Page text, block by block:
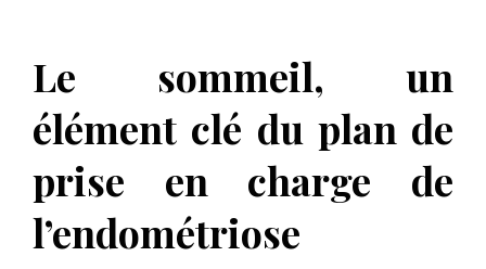
Le sommeil, un
élément clé du plan de
prise en charge de
l’endométriose